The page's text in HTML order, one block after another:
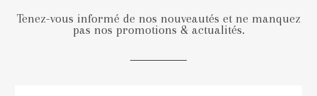
Tenez-vous informé de nos nouveautés et ne manquez
pas nos promotions & actualités.